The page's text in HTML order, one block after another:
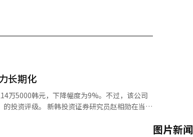
长期化
万5000韩元，下降幅度为9%。不过，该公司
究员赵相勋在当天
国内增长率放缓，海外增长将决定中长期的估
图片新闻